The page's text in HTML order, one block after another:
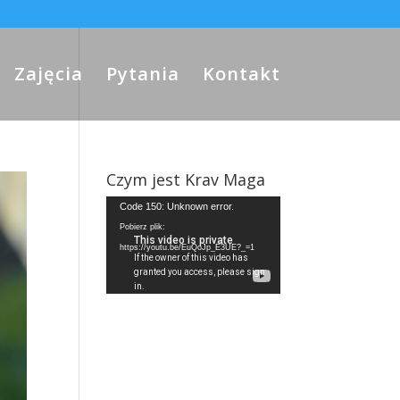
Zajęcia Pytania Kontakt
Czym jest Krav Maga
Odtwarzacz
video
Code 150: Unknown error.
Pobierz plik:
https://youtu.be/EuQoJp_E3UE?_=1